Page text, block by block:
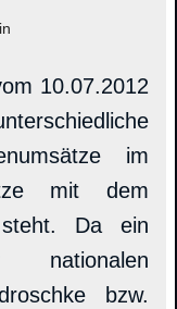
10.07.2012
im
mit dem
Da ein
bzw.